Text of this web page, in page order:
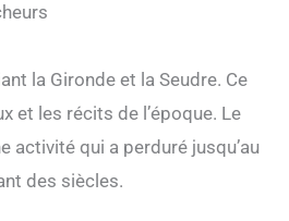
la Gironde et la Seudre. Ce
et les récits de l’époque. Le
activité qui a perduré jusqu’au
des siècles.